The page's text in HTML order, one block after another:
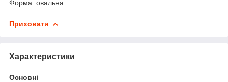
Форма: овальна
Приховати
Характеристики
Основні